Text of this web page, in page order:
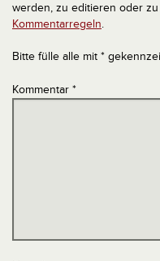
werden, zu editieren oder
Kommentarregeln.
Bitte fülle alle mit *
Kommentar *